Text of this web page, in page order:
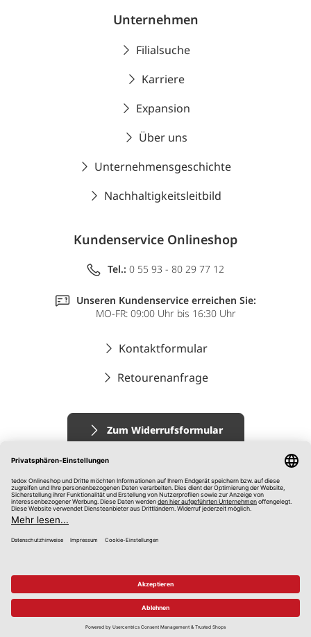
Unternehmen
Filialsuche
Karriere
Expansion
Über uns
Unternehmensgeschichte
Nachhaltigkeitsleitbild
Kundenservice Onlineshop
Tel.: 0 55 93 - 80 29 77 12
Unseren Kundenservice erreichen Sie:
MO-FR: 09:00 Uhr bis 16:30 Uhr
Kontaktformular
Retourenanfrage
Zum Widerrufsformular
© 2026 tedox KG
Impressum
AGB
Datenschutz
Hinweisgebersystem